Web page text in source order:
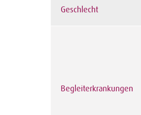
Geschlecht
Begleiterkrankungen